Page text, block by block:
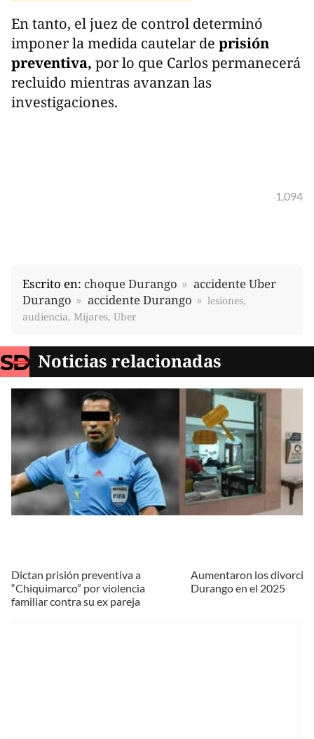
En tanto, el juez de control determinó
imponer la medida cautelar de prisión
preventiva, por lo que Carlos permanecerá
recluido mientras avanzan las
investigaciones.
1,094
Escrito en: choque Durango
accidente Uber
Durango
accidente Durango
lesiones,
audiencia, Mijares, Uber
Noticias relacionadas
Dictan prisión preventiva a
“Chiquimarco” por violencia
familiar contra su ex pareja
Aumentaron los
Durango en el 2025